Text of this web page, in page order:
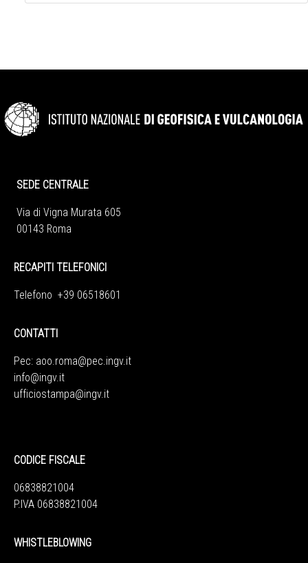
SEDE CENTRALE
Via di Vigna Murata 605
00143 Roma
RECAPITI TELEFONICI
Telefono +39 06518601
CONTATTI
Pec: aoo.roma@pec.ingv.it
info@ingv.it
ufficiostampa@ingv.it
CODICE FISCALE
06838821004
P.IVA 06838821004
WHISTLEBLOWING